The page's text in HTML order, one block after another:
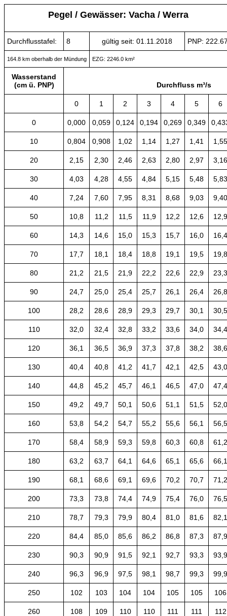
Pegel / Gewässer: Vacha / Werra
Durchflusstafel: 8 gültig seit: 01.11.2018 PNP:
164.8 km oberhalb der Mündung EZG: 2246.0 km²
Wasserstand
(cm ü. PNP)
Durchfluss m³/s
0 1 2 3 4 5 6
0 0,000 0,059 0,124 0,194 0,269 0,349
10 0,804 0,908 1,02 1,14 1,27 1,41 1,55
20 2,15 2,30 2,46 2,63 2,80 2,97 3,16
30 4,03 4,28 4,55 4,84 5,15 5,48 5,83
40 7,24 7,60 7,95 8,31 8,68 9,03 9,40
50 10,8 11,2 11,5 11,9 12,2 12,6 12,9
60 14,3 14,6 15,0 15,3 15,7 16,0 16,4
70 17,7 18,1 18,4 18,8 19,1 19,5 19,8
80 21,2 21,5 21,9 22,2 22,6 22,9 23,3
90 24,7 25,0 25,4 25,7 26,1 26,4 26,8
100 28,2 28,6 28,9 29,3 29,7 30,1 30,5
110 32,0 32,4 32,8 33,2 33,6 34,0 34,4
120 36,1 36,5 36,9 37,3 37,8 38,2 38,6
130 40,4 40,8 41,2 41,7 42,1 42,5 43,0
140 44,8 45,2 45,7 46,1 46,5 47,0 47,4
150 49,2 49,7 50,1 50,6 51,1 51,5 52,0
160 53,8 54,2 54,7 55,2 55,6 56,1 56,5
170 58,4 58,9 59,3 59,8 60,3 60,8 61,2
180 63,2 63,7 64,1 64,6 65,1 65,6 66,1
190 68,1 68,6 69,1 69,6 70,2 70,7 71,2
200 73,3 73,8 74,4 74,9 75,4 76,0 76,5
210 78,7 79,3 79,9 80,4 81,0 81,6 82,1
220 84,4 85,0 85,6 86,2 86,8 87,3 87,9
230 90,3 90,9 91,5 92,1 92,7 93,3 93,9
240 96,3 96,9 97,5 98,1 98,7 99,3 99,9
250 102 103 104 104 105 105 106
260 108 109 110 110 111 111 112